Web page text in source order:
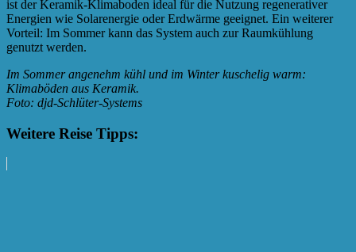
ist der Keramik-Klimaboden ideal für die Nutzung regenerativer
Energien wie Solarenergie oder Erdwärme geeignet. Ein weiterer
Vorteil: Im Sommer kann das System auch zur Raumkühlung
genutzt werden.
Im Sommer angenehm kühl und im Winter kuschelig warm:
Klimaböden aus Keramik.
Foto: djd-Schlüter-Systems
Weitere Reise Tipps: